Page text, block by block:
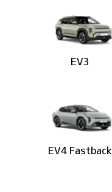
EV3
EV4 Fastback